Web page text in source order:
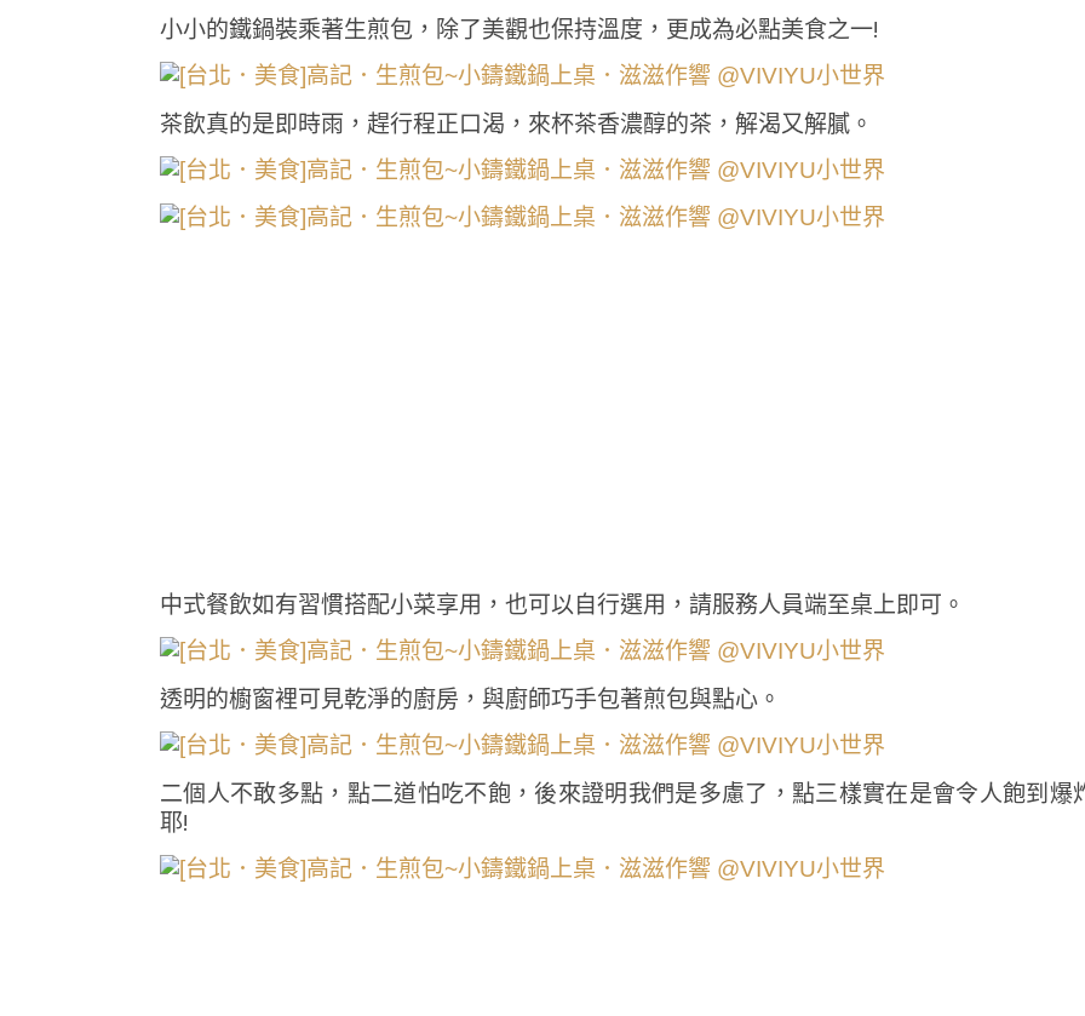
小小的鐵鍋裝乘著生煎包，除了美觀也保持溫度，更成為必點美食之一!
茶飲真的是即時雨，趕行程正口渴，來杯茶香濃醇的茶，解渴又解膩。
中式餐飲如有習慣搭配小菜享用，也可以自行選用，請服務人員端至桌上即可。
透明的櫥窗裡可見乾淨的廚房，與廚師巧手包著煎包與點心。
二個人不敢多點，點二道怕吃不飽，後來證明我們是多慮了，點三樣實在是會令人飽到爆
耶!